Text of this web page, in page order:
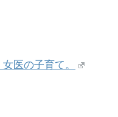
医の子育て。